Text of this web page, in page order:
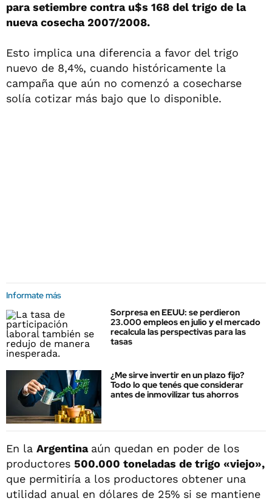
para setiembre contra u$s 168 del trigo de la
nueva cosecha 2007/2008.
Esto implica una diferencia a favor del trigo
nuevo de 8,4%, cuando históricamente la
campaña que aún no comenzó a cosecharse
solía cotizar más bajo que lo disponible.
Informate más
Sorpresa en EEUU: se perdieron
23.000 empleos en julio y el mercado
recalcula las perspectivas para las
tasas
¿Me sirve invertir en un plazo fijo?
Todo lo que tenés que considerar
antes de inmovilizar tus ahorros
En la Argentina aún quedan en poder de los
productores 500.000 toneladas de trigo «viejo»,
que permitiría a los productores obtener una
utilidad anual en dólares de 25% si se mantiene